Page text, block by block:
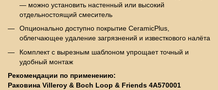
— можно установить настенный или высокий
отдельностоящий смеситель
Опционально доступно покрытие CeramicPlus,
облегчающее удаление загрязнений и известкового налёта
Комплект с вырезным шаблоном упрощает точный и
удобный монтаж
Рекомендации по применению:
Раковина Villeroy & Boch Loop & Friends 4A570001